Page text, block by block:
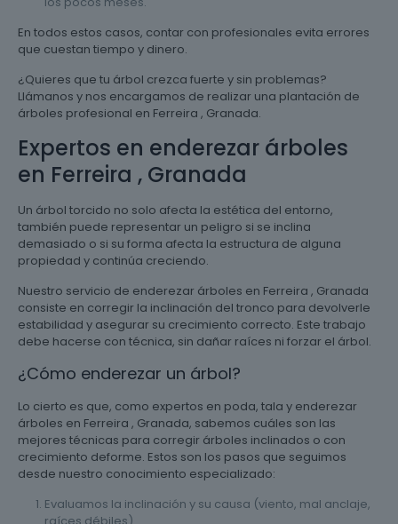
En todos estos casos, contar con profesionales evita errores
que cuestan tiempo y dinero.
¿Quieres que tu árbol crezca fuerte y sin problemas?
Llámanos y nos encargamos de realizar una plantación de
árboles profesional en Ferreira , Granada.
Expertos en enderezar árboles
en Ferreira , Granada
Un árbol torcido no solo afecta la estética del entorno,
también puede representar un peligro si se inclina
demasiado o si su forma afecta la estructura de alguna
propiedad y continúa creciendo.
Nuestro servicio de enderezar árboles en Ferreira , Granada
consiste en corregir la inclinación del tronco para devolverle
estabilidad y asegurar su crecimiento correcto. Este trabajo
debe hacerse con técnica, sin dañar raíces ni forzar el árbol.
¿Cómo enderezar un árbol?
Lo cierto es que, como expertos en poda, tala y enderezar
árboles en Ferreira , Granada, sabemos cuáles son las
mejores técnicas para corregir árboles inclinados o con
crecimiento deforme. Estos son los pasos que seguimos
desde nuestro conocimiento especializado:
Evaluamos la inclinación y su causa (viento, mal anclaje,